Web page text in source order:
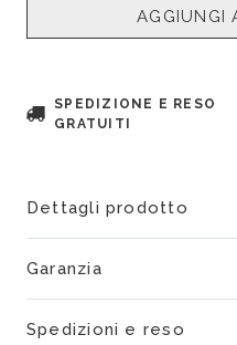
AGGIUNGI
SPEDIZIONE E RESO
GRATUITI
Dettagli prodotto
Garanzia
Spedizioni e reso